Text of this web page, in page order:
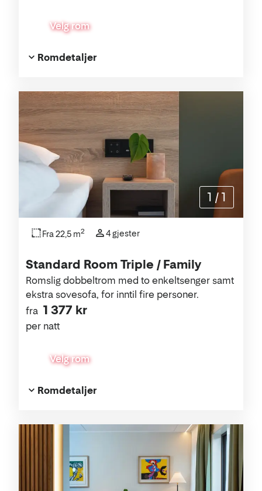
Velg rom
Romdetaljer
Standard Room Triple / Family
fra 1 377 kr
per natt
Romslig dobbeltrom med to enkeltsenger samt
ekstra sovesofa, for inntil fire personer.
Velg rom
Fra 22,5 m2 4 gjester
Romdetaljer
1 / 1